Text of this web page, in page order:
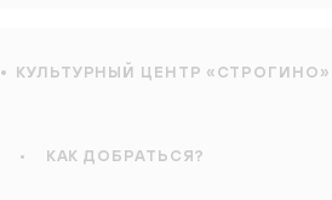
КУЛЬТУРНЫЙ ЦЕНТР «СТРОГИНО»
• КАК ДОБРАТЬСЯ?